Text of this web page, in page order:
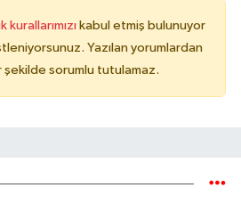
kurallarımızı kabul etmiş bulunuyor
Yazılan yorumlardan
şekilde sorumlu tutulamaz.